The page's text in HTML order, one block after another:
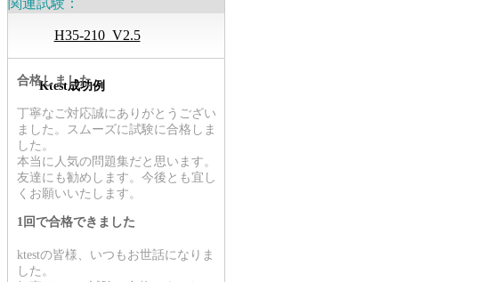
H35-210_V2.5
Ktest成功例
合格しました
丁寧なご対応誠にありがとうござい
ました。スムーズに試験に合格しま
した。
本当に人気の問題集だと思います。
友達にも勧めします。今後とも宜し
くお願いいたします。
1回で合格できました
ktestの皆様、いつもお世話になりま
した。